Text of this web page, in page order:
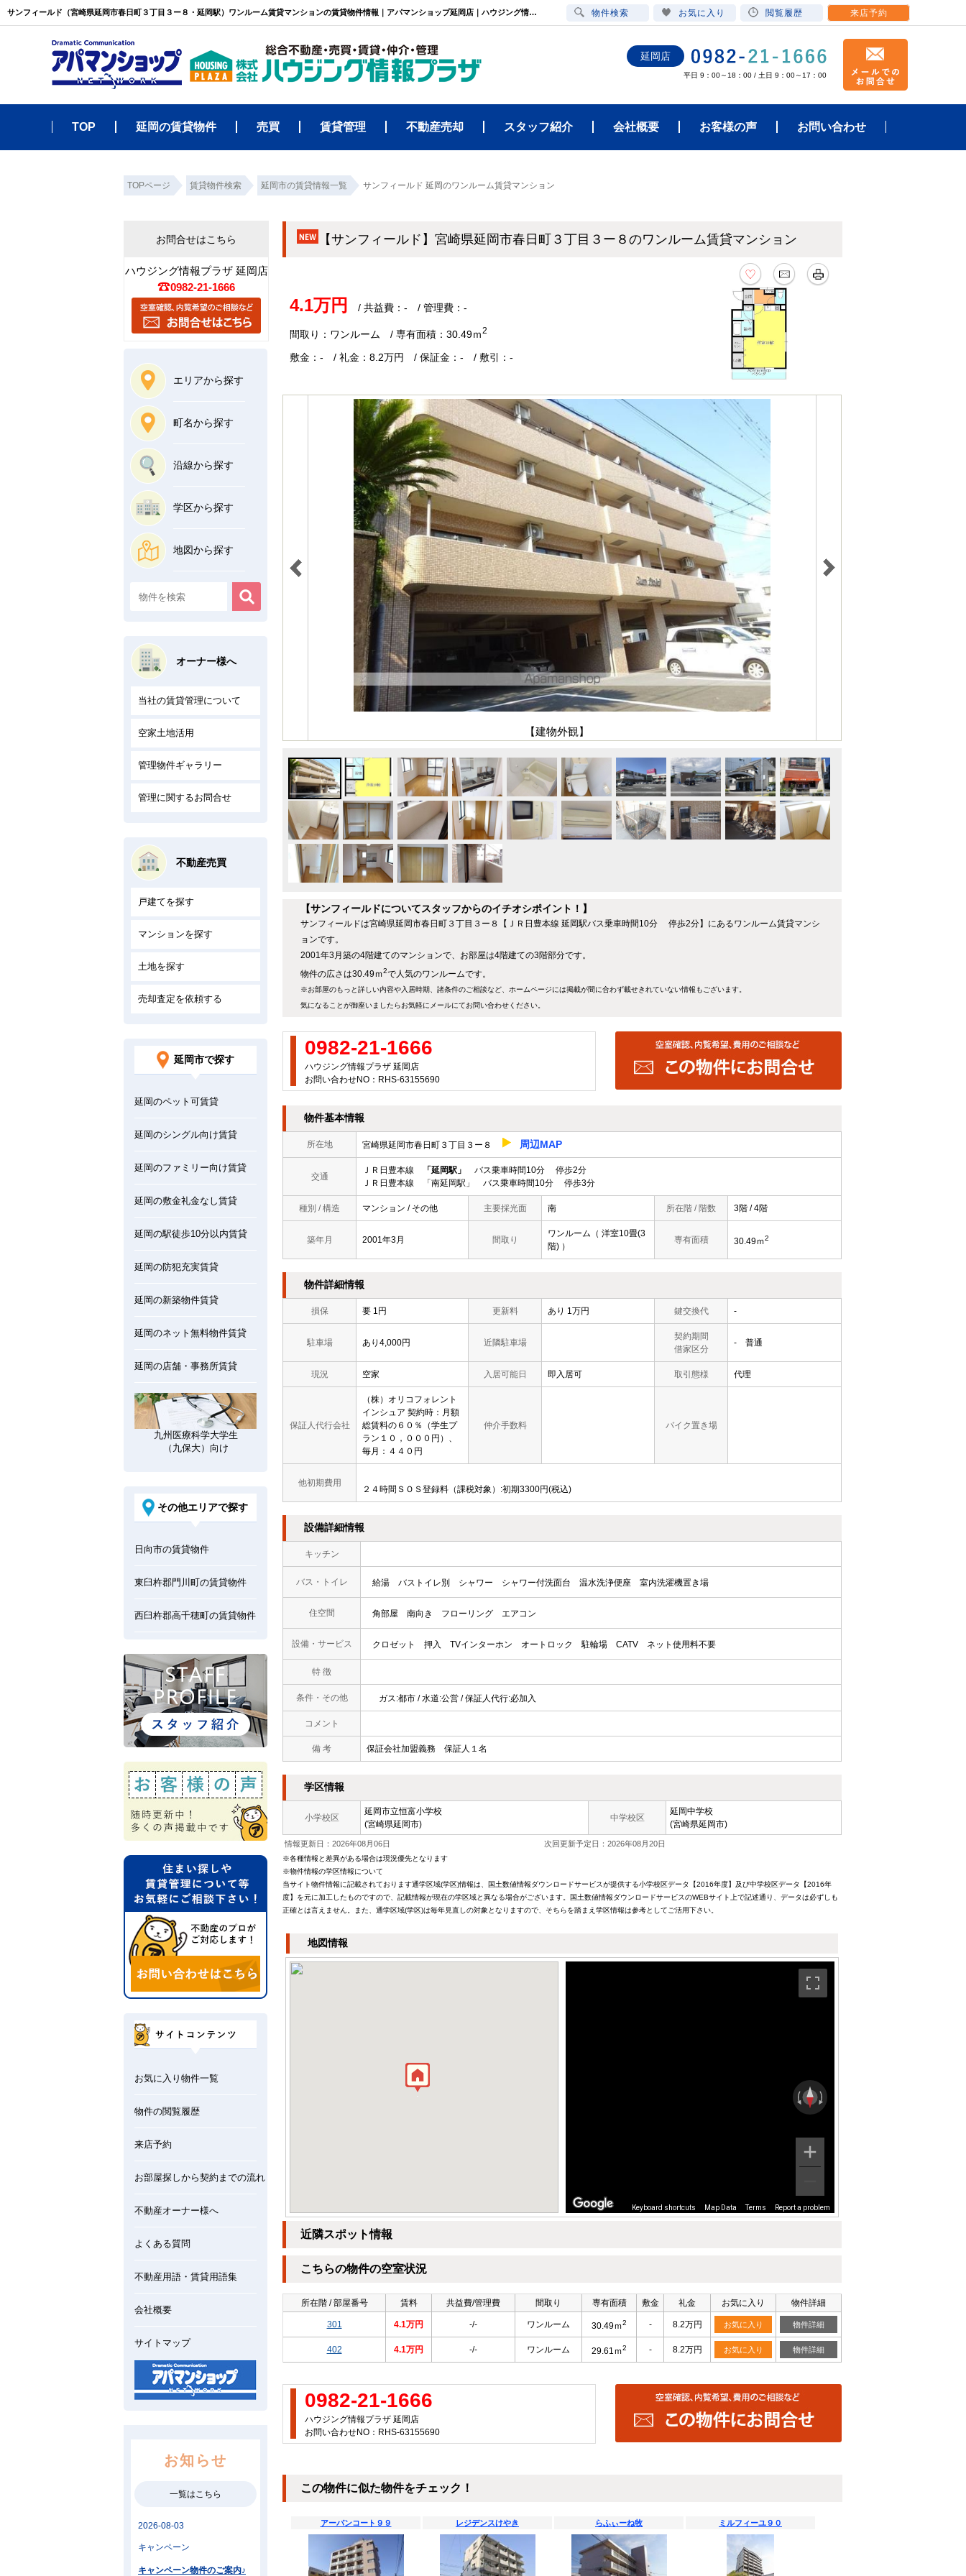
サンフィールド（宮崎県延岡市春日町３丁目３ー８・延岡駅）ワンルーム賃貸マンションの賃貸物件情報｜アパマンショップ延岡店｜ハウジング情報プラザ
延岡店
平日 9：00～18：00 / 土日 9：00～17：00
TOP 延岡の賃貸物件 売買 賃貸管理 不動産売却 スタッフ紹介 会社概要 お客様の声 お問い合わせ
TOPページ 賃貸物件検索 延岡市の賃貸情報一覧 サンフィールド 延岡のワンルーム賃貸マンション
【サンフィールド】宮崎県延岡市春日町３丁目３ー８のワンルーム賃貸マンション
4.1万円 / 共益費：- / 管理費：-
間取り：ワンルーム / 専有面積：30.49ｍ2
敷金：- / 礼金：8.2万円 / 保証金：- / 敷引：-
【建物外観】
【サンフィールドについてスタッフからのイチオシポイント！】
サンフィールドは宮崎県延岡市春日町３丁目３ー８【ＪＲ日豊本線 延岡駅バス乗車時間10分 停歩2分】にあるワンルーム賃貸マンシ
ョンです。
2001年3月築の4階建てのマンションで、お部屋は4階建ての3階部分です。
物件の広さは30.49ｍ2で人気のワンルームです。
※お部屋のもっと詳しい内容や入居時期、諸条件のご相談など、ホームページには掲載が間に合わず載せきれていない情報もございます。
気になることが御座いましたらお気軽にメールにてお問い合わせください。
0982-21-1666
ハウジング情報プラザ 延岡店
お問い合わせNO：RHS-63155690
物件基本情報
所在地 宮崎県延岡市春日町３丁目３ー８ 周辺MAP
交通
ＪＲ日豊本線 「延岡駅」
バス乗車時間10分 停歩2分
ＪＲ日豊本線 「南延岡駅」 バス乗車時間10分 停歩3分
種別 / 構造 マンション / その他 主要採光面 南 所在階 / 階数 3階 / 4階
築年月 2001年3月 間取り
ワンルーム（ 洋室10畳(3
階) ）
専有面積 30.49ｍ2
物件詳細情報
損保 要 1円 更新料 あり 1万円 鍵交換代 -
駐車場 あり4,000円 近隣駐車場
契約期間
借家区分
- 普通
現況 空家 入居可能日 即入居可 取引態様 代理
保証人代行会社
（株）オリコフォレント
インシュア 契約時：月額
総賃料の６０％（学生プ
ラン１０，０００円）、
毎月：４４０円
仲介手数料 バイク置き場
他初期費用
２４時間ＳＯＳ登録料（課税対象）:初期3300円(税込)
設備詳細情報
キッチン
バス・トイレ 給湯 バストイレ別 シャワー シャワー付洗面台 温水洗浄便座 室内洗濯機置き場
住空間 角部屋 南向き フローリング エアコン
設備・サービス クロゼット 押入 TVインターホン オートロック 駐輪場 CATV ネット使用料不要
特 徴
条件・その他 ガス:都市 / 水道:公営 / 保証人代行:必加入
コメント
備 考 保証会社加盟義務 保証人１名
学区情報
小学校区
延岡市立恒富小学校
(宮崎県延岡市)
中学校区
延岡中学校
(宮崎県延岡市)
情報更新日：2026年08月06日 次回更新予定日：2026年08月20日
※各種情報と差異がある場合は現況優先となります
※物件情報の学区情報について
当サイト物件情報に記載されております通学区域(学区)情報は、国土数値情報ダウンロードサービスが提供する小学校区データ【2016年度】及び中学校区データ【2016年
度】を元に加工したものですので、記載情報が現在の学区域と異なる場合がございます。国土数値情報ダウンロードサービスのWEBサイト上で記述通り、データは必ずしも
正確とは言えません。また、通学区域(学区)は毎年見直しの対象となりますので、そちらを踏まえ学区情報は参考としてご活用下さい。
地図情報
Keyboard shortcuts Map Data Terms Report a problem
近隣スポット情報
こちらの物件の空室状況
所在階 / 部屋番号 賃料 共益費/管理費 間取り 専有面積 敷金 礼金 お気に入り 物件詳細
301 4.1万円 -/- ワンルーム 30.49ｍ2 - 8.2万円 お気に入り 物件詳細
402 4.1万円 -/- ワンルーム 29.61ｍ2 - 8.2万円 お気に入り 物件詳細
0982-21-1666
ハウジング情報プラザ 延岡店
お問い合わせNO：RHS-63155690
この物件に似た物件をチェック！
アーバンコート９９ レジデンスけやき らふぃーね牧 ミルフィーユ９０
お問合せはこちら
ハウジング情報プラザ 延岡店
0982-21-1666
エリアから探す
町名から探す
沿線から探す
学区から探す
地図から探す
オーナー様へ
当社の賃貸管理について
空家土地活用
管理物件ギャラリー
管理に関するお問合せ
不動産売買
戸建てを探す
マンションを探す
土地を探す
売却査定を依頼する
延岡市で探す
延岡のペット可賃貸
延岡のシングル向け賃貸
延岡のファミリー向け賃貸
延岡の敷金礼金なし賃貸
延岡の駅徒歩10分以内賃貸
延岡の防犯充実賃貸
延岡の新築物件賃貸
延岡のネット無料物件賃貸
延岡の店舗・事務所賃貸
九州医療科学大学生
（九保大）向け
その他エリアで探す
日向市の賃貸物件
東臼杵郡門川町の賃貸物件
西臼杵郡高千穂町の賃貸物件
お気に入り物件一覧
物件の閲覧履歴
来店予約
お部屋探しから契約までの流れ
不動産オーナー様へ
よくある質問
不動産用語・賃貸用語集
会社概要
サイトマップ
お知らせ
一覧はこちら
物件検索 お気に入り 閲覧履歴 来店予約